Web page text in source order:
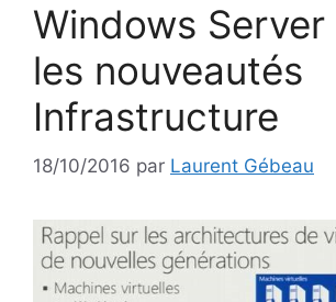
Windows Server
les nouveautés
Infrastructure
18/10/2016 par Laurent Gébeau